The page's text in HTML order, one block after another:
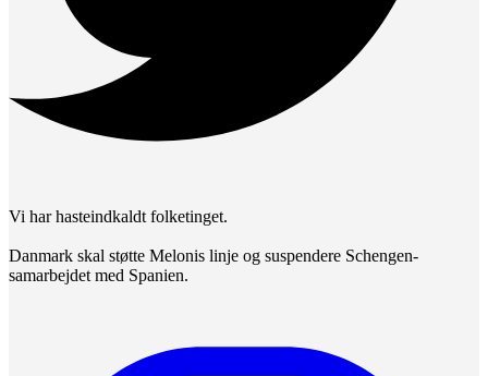
Vi har hasteindkaldt folketinget.
Danmark skal støtte Melonis linje og suspendere Schengen-
samarbejdet med Spanien.